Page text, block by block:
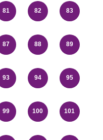
81 82 83
87 88 89
93 94 95
99 100 101